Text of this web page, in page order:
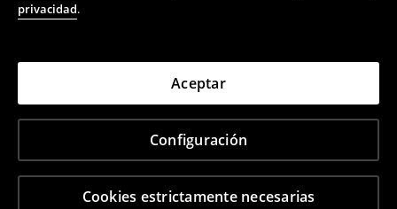
privacidad.
Cookies estrictamente necesarias
Configuración
Aceptar